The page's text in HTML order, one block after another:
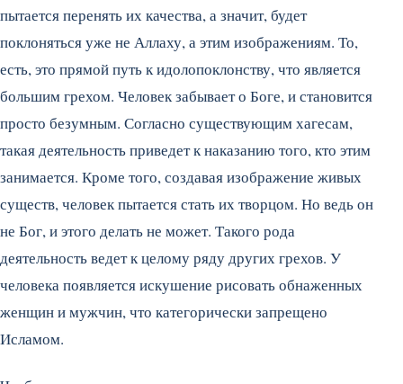
пытается перенять их качества, а значит, будет
поклоняться уже не Аллаху, а этим изображениям. То,
есть, это прямой путь к идолопоклонству, что является
большим грехом. Человек забывает о Боге, и становится
просто безумным. Согласно существующим хагесам,
такая деятельность приведет к наказанию того, кто этим
занимается. Кроме того, создавая изображение живых
существ, человек пытается стать их творцом. Но ведь он
не Бог, и этого делать не может. Такого рода
деятельность ведет к целому ряду других грехов. У
человека появляется искушение рисовать обнаженных
женщин и мужчин, что категорически запрещено
Исламом.